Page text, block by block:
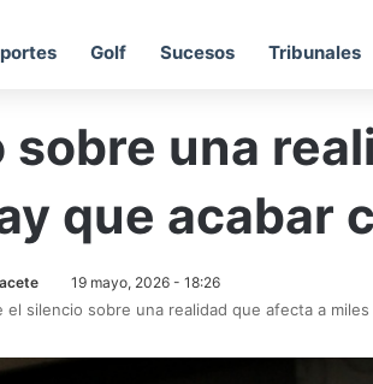
Golf Sucesos Tribunales
una
que acabar
19 mayo, 2026 - 18:26
el silencio sobre una realidad que afecta a